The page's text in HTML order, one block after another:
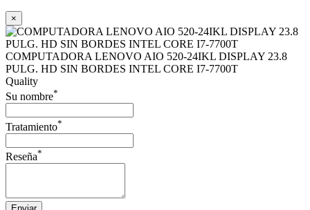
×
COMPUTADORA LENOVO AIO 520-24IKL DISPLAY 23.8
PULG. HD SIN BORDES INTEL CORE I7-7700T
Quality
Su nombre*
Tratamiento*
Reseña*